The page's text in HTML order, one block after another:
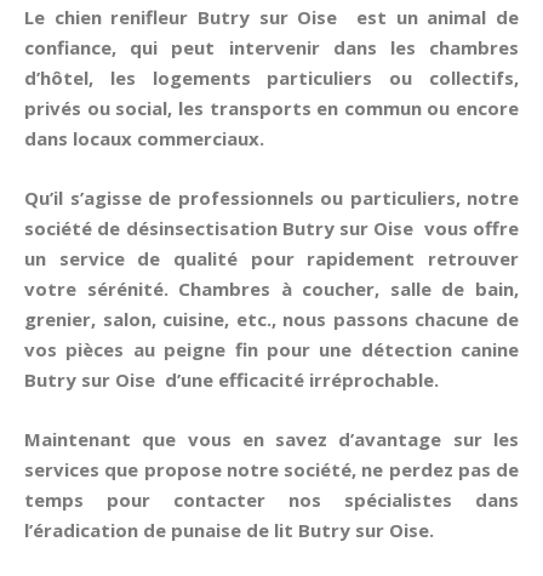
Le chien renifleur Butry sur Oise est un animal de
confiance, qui peut intervenir dans les chambres
d’hôtel, les logements particuliers ou collectifs,
privés ou social, les transports en commun ou encore
dans locaux commerciaux.
Qu’il s’agisse de professionnels ou particuliers, notre
société de désinsectisation Butry sur Oise vous offre
un service de qualité pour rapidement retrouver
votre sérénité. Chambres à coucher, salle de bain,
grenier, salon, cuisine, etc., nous passons chacune de
vos pièces au peigne fin pour une détection canine
Butry sur Oise d’une efficacité irréprochable.
Maintenant que vous en savez d’avantage sur les
services que propose notre société, ne perdez pas de
temps pour contacter nos spécialistes dans
l’éradication de punaise de lit Butry sur Oise.